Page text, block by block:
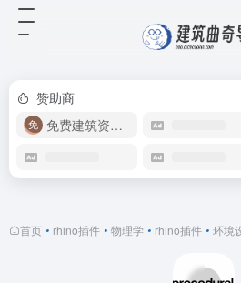
赞助商
免费建筑资源库
首页 • rhino插件 • 物理学 • rhino插件 • 环境